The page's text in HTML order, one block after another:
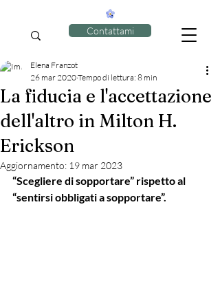
Contattami
La fiducia e l'accettazione
dell'altro in Milton H.
Erickson
Elena Franzot
26 mar 2020Tempo di lettura: 8 min
Aggiornamento: 19 mar 2023
“Scegliere di sopportare” rispetto al
“sentirsi obbligati a sopportare”.